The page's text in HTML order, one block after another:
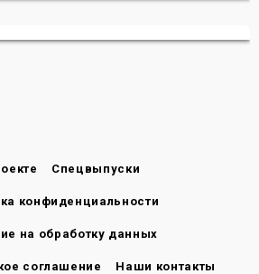
Спецвыпуски
конфиденциальности
на обработку данных
соглашение Наши контакты